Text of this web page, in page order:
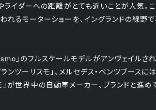
イダーへの距離がとても近いことが人気。こ
るモーターショーを、イングランドの緑野
」のフルスケールモデルがアンヴェイルさ
ツーリスモ」、メルセデス・ベンツブースには
」が世界中の自動車メーカー、ブランドと進め